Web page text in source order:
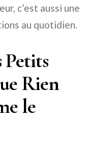
c’est aussi une
au quotidien.
Petits
Rien
le